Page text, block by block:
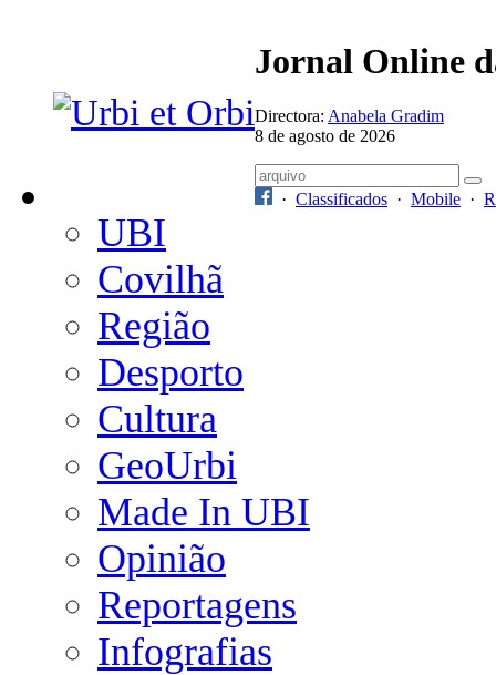
Jornal Online
Directora: Anabela Gradim
8 de agosto de 2026
· Classificados · Mobile ·
UBI
Covilhã
Região
Desporto
Cultura
GeoUrbi
Made In UBI
Opinião
Reportagens
Infografias